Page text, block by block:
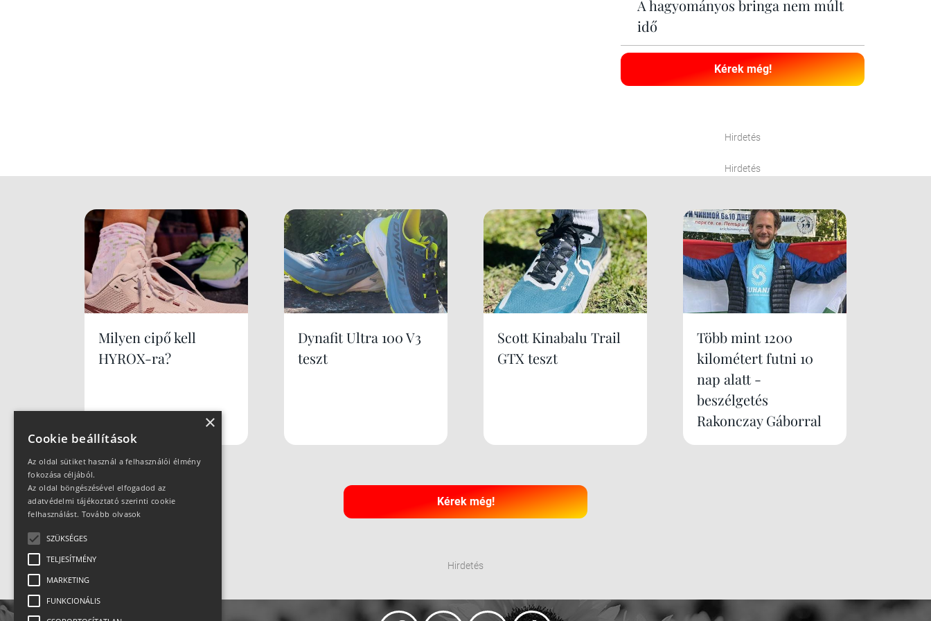
A hagyományos bringa nem múlt
idő
Kérek még!
Hirdetés
Hirdetés
Milyen cipő kell
HYROX-ra?
Dynafit Ultra 100 V3
teszt
Scott Kinabalu Trail
GTX teszt
Több mint 1200
kilométert futni 10
nap alatt -
beszélgetés
Rakonczay Gáborral
Kérek még!
Hirdetés
×
Cookie beállítások
Az oldal sütiket használ a felhasználói élmény
fokozása céljából.
Az oldal böngészésével elfogadod az
adatvédelmi tájékoztató szerinti cookie
felhasználást. Tovább olvasok
SZÜKSÉGES
TELJESÍTMÉNY
MARKETING
FUNKCIONÁLIS